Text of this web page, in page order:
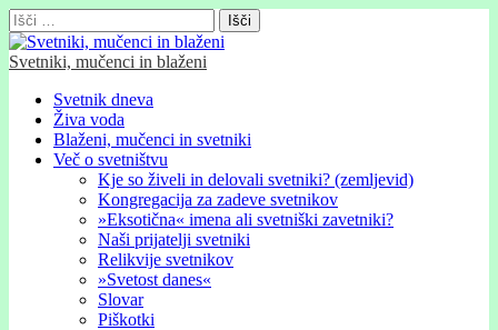
Išči:
Svetniki, mučenci in blaženi
Glavni
meni
Skip
content
Svetnik dneva
Živa voda
Blaženi, mučenci in svetniki
Več o svetništvu
Kje so živeli in delovali svetniki? (zemljevid)
Kongregacija za zadeve svetnikov
»Eksotična« imena ali svetniški zavetniki?
Naši prijatelji svetniki
Relikvije svetnikov
»Svetost danes«
Slovar
Piškotki